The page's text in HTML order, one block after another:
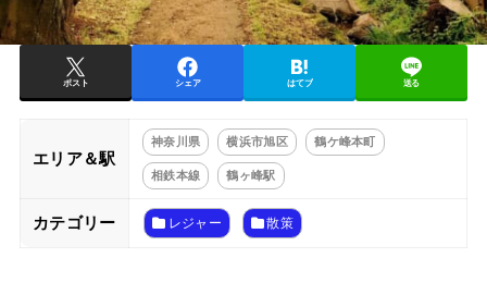
ポスト シェア はてブ 送る
エリア＆駅
神奈川県 横浜市旭区 鶴ケ峰本町
相鉄本線 鶴ヶ峰駅
カテゴリー レジャー 散策